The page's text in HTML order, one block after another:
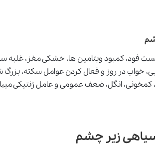
فود، کمبود ویتامین ها، خشکی مغز،
خواب در روز و فعال کردن عوامل سکته،
انگل، ضعف عمومی و عامل ژنتیکی
زیر چشم